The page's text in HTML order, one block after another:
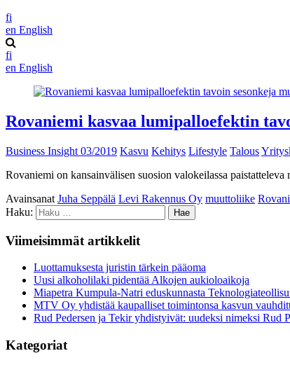
fi
en English
fi
en English
Rovaniemi kasvaa lumipalloefektin
Business Insight 03/2019 Kasvu Kehitys Lifestyle Talous
Rovaniemi on kansainvälisen suosion valokeilassa
Avainsanat Juha Seppälä Levi Rakennus Oy muuttoliike
Haku:
Viimeisimmät artikkelit
Luottamuksesta juristin tärkein pääoma
Uusi alkoholilaki pidentää Alkojen aukioloaikoja
Miapetra Kumpula-Natri eduskunnasta
MTV Oy yhdistää kaupalliset toimintonsa kasvun
Rud Pedersen ja Tekir yhdistyivät: uudeksi nimeksi Rud
Kategoriat